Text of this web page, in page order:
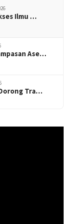
Ilmu …
Ase…
Dorong Tra…